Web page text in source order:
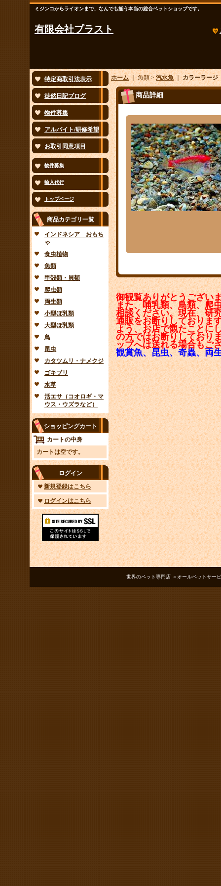
ミジンコからライオンまで、なんでも揃う本当の総合ペットショップです。
有限会社プラスト
特定商取引法表示
徒然日記ブログ
物件募集
アルバイト/研修希望
お取引同意項目
物件募集
輸入代行
トップページ
商品カテゴリ一覧
インドネシア おもち
ゃ
食虫植物
魚類
甲殻類・貝類
爬虫類
両生類
小型ほ乳類
大型ほ乳類
鳥
昆虫
カタツムリ・ナメクジ
ゴキブリ
水草
活エサ（コオロギ・マ
ウス・ウズラなど）
ショッピングカート
カートの中身
カートは空です。
ログイン
新規登録はこちら
ログインはこちら
ホーム｜ 魚類 >汽水魚｜カラーラー
商品詳細
御観覧ありがとうござい
また、哺乳類、鳥類、爬
相談ください。現在、研
通販をお断りしておりま
よう、お店で観たことに
の方ではお断りしており
ップへは送れる場合もご
観賞魚、昆虫、奇蟲、両
世界のペット専門店 ＜オールペットサー